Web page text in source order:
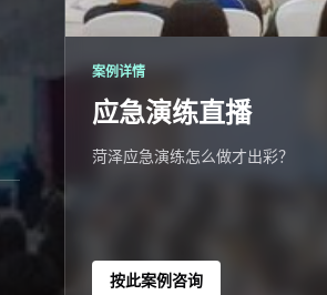
案例详情
应急演练直播
菏泽应急演练怎么做才出彩？
按此案例咨询